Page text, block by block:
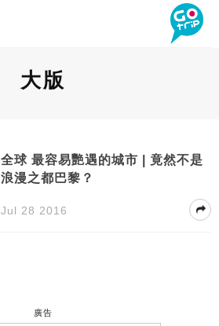
大版
全球 最容易艷遇的城市 | 竟然不是
浪漫之都巴黎？
Jul 28 2016
廣告